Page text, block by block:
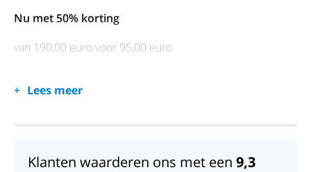
Nu met 50% korting
van 190,00 euro voor 95,00 euro
Lees meer
Klanten waarderen ons met een 9,3